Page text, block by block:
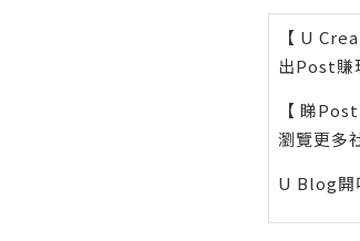
【 U
出Post賺
【 睇
瀏覽更多
U Blog開